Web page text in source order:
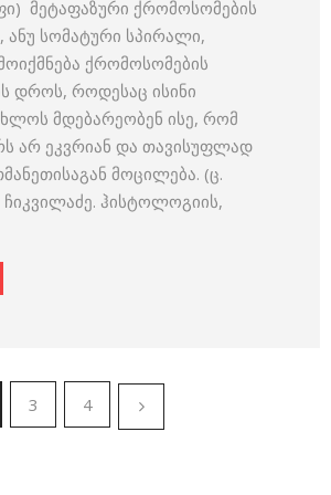
მეტაფაზური ქრომოსომების
სომატური სპირალი,
ქრომოსომების
დროს, როდესაც ისინი
მდებარეობენ ისე, რომ
არ ეკვრიან და თავისუფლად
მოცილება. (ც.
ჩიკვილაძე. ჰისტოლოგიის,
3 4